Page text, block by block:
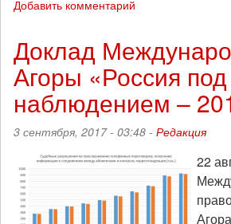
Добавить комментарий
Доклад
Агоры «Россия под
наблюдением –
3 сентября, 2017 - 03:48 - Редакция
22